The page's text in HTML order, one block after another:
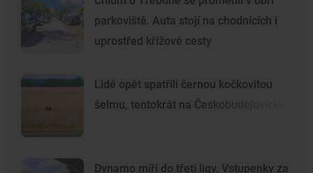
parkoviště. Auta stojí na chodnících i
uprostřed křížové cesty
Lidé opět spatřili černou kočkovitou
šelmu, tentokrát na Českobudějovicku
Dynamo míří do třetí ligy. Vstupenky za